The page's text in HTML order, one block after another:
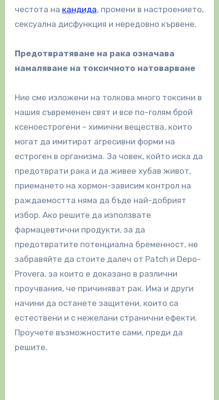
честота на кандида, промени в настроението,
сексуална дисфункция и нередовно кървене.
Предотвратяване на рака означава
намаляване на токсичното натоварване
Ние сме изложени на толкова много токсини в
нашия съвременен свят и все по-голям брой
ксеноестрогени – химични вещества, които
могат да имитират агресивни форми на
естроген в организма. За човек, който иска да
предотврати рака и да живее хубав живот,
приемането на хормон-зависим контрол на
раждаемостта няма да бъде най-добрият
избор. Ако решите да използвате
фармацевтични продукти, за да
предотвратите потенциална бременност, не
забравяйте да стоите далеч от Patch и Depo-
Provera, за които е доказано в различни
проучвания, че причиняват рак. Има и други
начини да останете защитени, които са
естествени и с нежелани странични ефекти.
Проучете възможностите сами, преди да
решите.